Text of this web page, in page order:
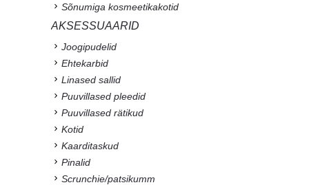
Sõnumiga kosmeetikakotid
AKSESSUAARID
Joogipudelid
Ehtekarbid
Linased sallid
Puuvillased pleedid
Puuvillased rätikud
Kotid
Kaarditaskud
Pinalid
Scrunchie/patsikumm